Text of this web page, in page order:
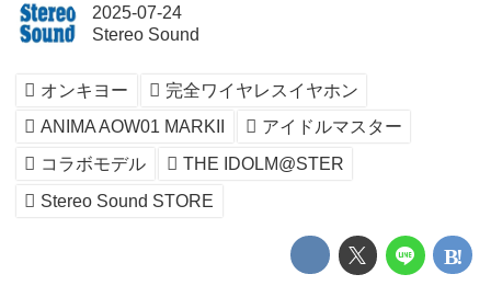
2025-07-24
Stereo Sound
オンキヨー
完全ワイヤレスイヤホン
ANIMA AOW01 MARKII
アイドルマスター
コラボモデル
THE IDOLM@STER
Stereo Sound STORE